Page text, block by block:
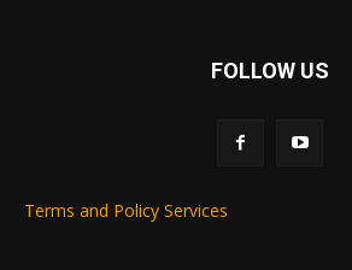
FOLLOW US
Terms and Policy Services